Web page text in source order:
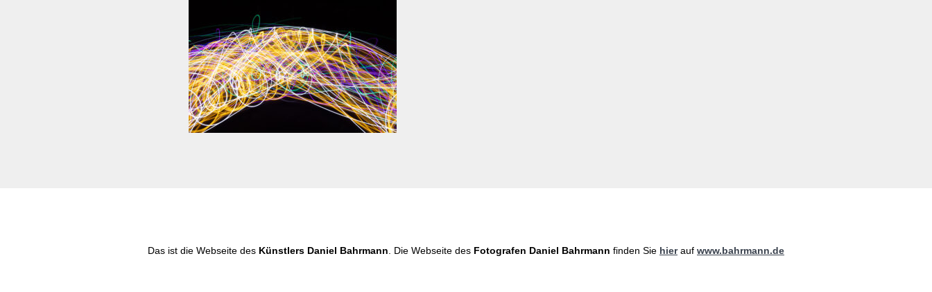
Das ist die Webseite des Künstlers Daniel Bahrmann . Die Webseite des Fotografen Daniel Bahrmann finden Sie hierauf www.bahrmann.de